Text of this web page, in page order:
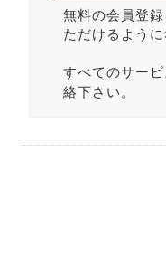
無料の会員登
ただけるように
すべてのサー
絡下さい。